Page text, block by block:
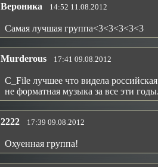
Вероника 14:52 11.08.2012
Самая лучшая группа<3<3<3<3<3
Murderous 17:41 09.08.2012
С_File лучшее что видела российская
не форматная музыка за все эти
2222 17:39 09.08.2012
Охуенная группа!